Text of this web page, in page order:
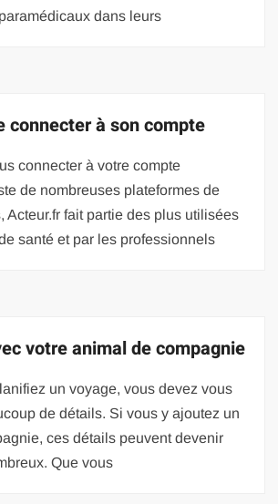
dans leurs
connecter à son compte
connecter à votre compte
de nombreuses plateformes de
Acteur.fr fait partie des plus utilisées
santé et par les professionnels
votre animal de compagnie
un voyage, vous devez vous
de détails. Si vous y ajoutez un
ces détails peuvent devenir
Que vous